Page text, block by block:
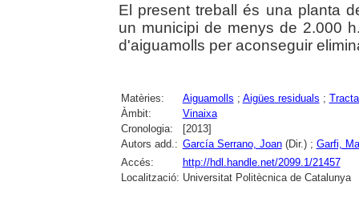
El present treball és una planta
un municipi de menys de 2.000
d'aiguamolls per aconseguir
Matèries: Aiguamolls ; Aigües residuals ;
Àmbit:
Vinaixa
Cronologia:
[2013]
Autors add.: García Serrano, Joan(Dir.) ; Garfi,
Accés:
http://hdl.handle.net/2099.1/21457
Localització: Universitat Politècnica de Catalunya